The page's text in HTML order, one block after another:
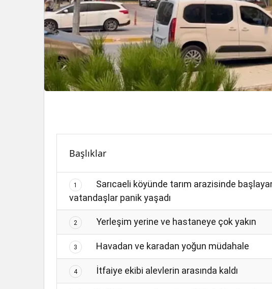
Başlıklar
1
Sarıcaeli köyünde tarım arazisinde
vatandaşlar panik yaşadı
2 Yerleşim yerine ve hastaneye çok yakın
3 Havadan ve karadan yoğun müdahale
4 İtfaiye ekibi alevlerin arasında kaldı